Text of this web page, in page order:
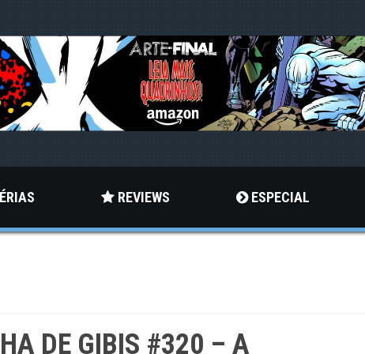
REVIEWS ESPECIAL
DE GIBIS #320 – A